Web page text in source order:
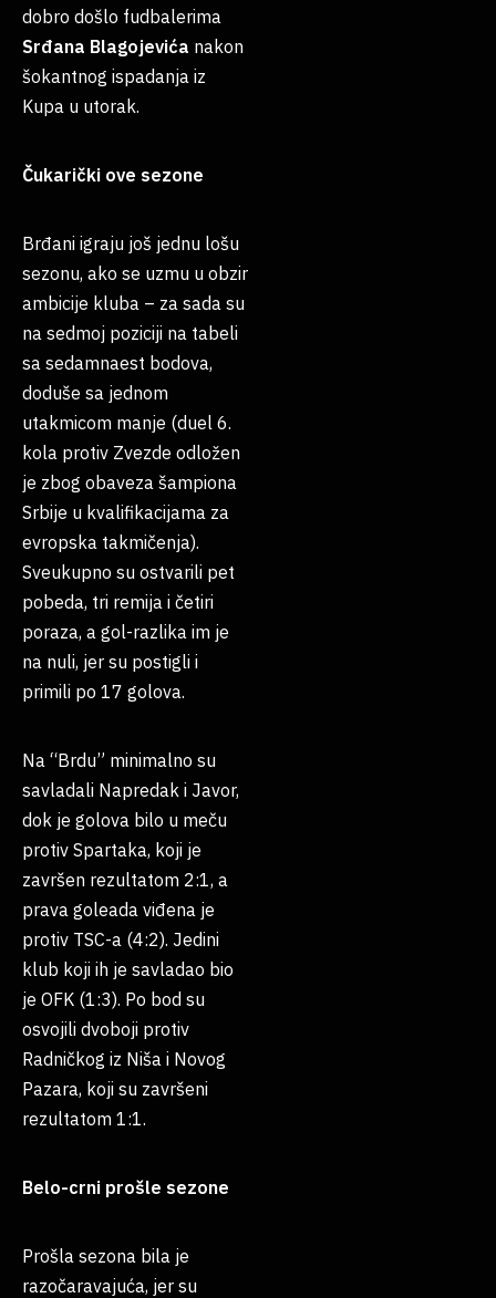
dobro došlo fudbalerima
Srđana Blagojevića nakon
šokantnog ispadanja iz
Kupa u utorak.
Čukarički ove sezone
Brđani igraju još jednu lošu
sezonu, ako se uzmu u obzir
ambicije kluba – za sada su
na sedmoj poziciji na tabeli
sa sedamnaest bodova,
doduše sa jednom
utakmicom manje (duel 6.
kola protiv Zvezde odložen
je zbog obaveza šampiona
Srbije u kvalifikacijama za
evropska takmičenja).
Sveukupno su ostvarili pet
pobeda, tri remija i četiri
poraza, a gol-razlika im je
na nuli, jer su postigli i
primili po 17 golova.
Na “Brdu” minimalno su
savladali Napredak i Javor,
dok je golova bilo u meču
protiv Spartaka, koji je
završen rezultatom 2:1, a
prava goleada viđena je
protiv TSC-a (4:2). Jedini
klub koji ih je savladao bio
je OFK (1:3). Po bod su
osvojili dvoboji protiv
Radničkog iz Niša i Novog
Pazara, koji su završeni
rezultatom 1:1.
Belo-crni prošle sezone
Prošla sezona bila je
razočaravajuća, jer su